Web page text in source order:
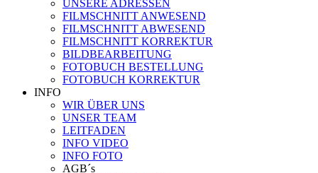
UNSERE ADRESSEN
FILMSCHNITT ANWESEND
FILMSCHNITT ABWESEND
FILMSCHNITT KORREKTUR
BILDBEARBEITUNG
FOTOBUCH BESTELLUNG
FOTOBUCH KORREKTUR
INFO
WIR ÜBER UNS
UNSER TEAM
LEITFADEN
INFO VIDEO
INFO FOTO
AGB´s